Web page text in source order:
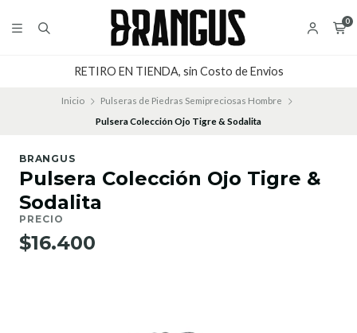
0
RETIRO EN TIENDA, sin Costo de Envios
Inicio
Pulseras de Piedras Semipreciosas Hombre
Pulsera Colección Ojo Tigre & Sodalita
BRANGUS
Pulsera Colección Ojo Tigre &
Sodalita
PRECIO
$16.400